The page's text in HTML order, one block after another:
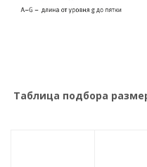
Таблица подбора